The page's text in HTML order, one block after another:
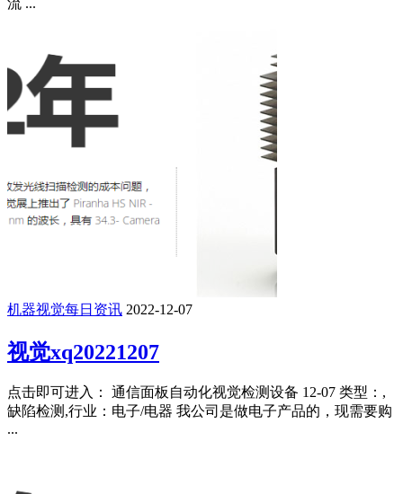
机器视觉每日资讯 2022-12-07
视觉xq20221207
点击即可进入： 通信面板自动化视觉检测设备 12-07 类型：,
缺陷检测,行业：电子/电器 我公司是做电子产品的，现需要购
...